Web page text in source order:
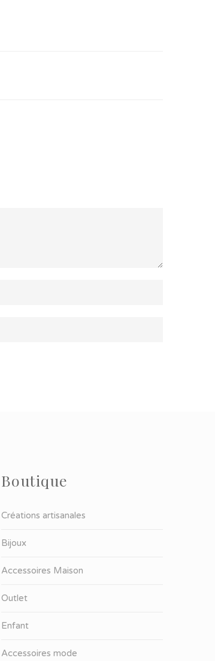
Boutique
Créations artisanales
Bijoux
Accessoires Maison
Outlet
Enfant
Accessoires mode